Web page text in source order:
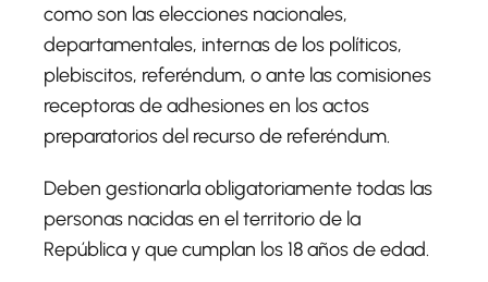
como son las elecciones nacionales,
departamentales, internas de los políticos,
plebiscitos, referéndum, o ante las comisiones
receptoras de adhesiones en los actos
preparatorios del recurso de referéndum.
Deben gestionarla obligatoriamente todas las
personas nacidas en el territorio de la
República y que cumplan los 18 años de edad.